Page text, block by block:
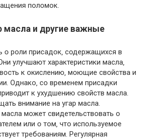
поломок.
масла и другие важные
о роли присадок‚ содержащихся в
улучшают характеристики масла‚
к окислению‚ моющие свойства и
Однако‚ со временем присадки
к ухудшению свойств масла.
внимание на угар масла.
может свидетельствовать о
или о том‚ что используемое
требованиям. Регулярная